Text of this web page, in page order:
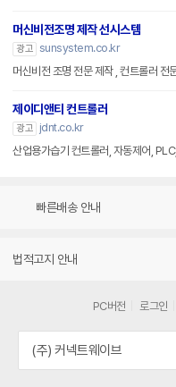
머신비전조명 제작 선시스템
광고 sunsystem.co.kr
머신비전 조명 전문 제작 , 컨트롤러 전
제이디앤티 컨트롤러
광고
jdnt.co.kr
산업용가습기 컨트롤러, 자동제어,
빠른배송 안내
법적고지 안내
PC버전 로그인
(주) 커넥트웨이브